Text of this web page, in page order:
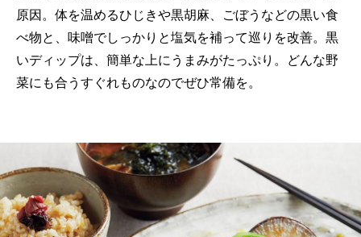
原因。体を温めるひじきや黒胡麻、ごぼうなどの黒い食
べ物と、味噌でしっかりと塩気を補って巡りを改善。黒
いディップは、簡単な上にうまみがたっぷり。どんな野
菜にも合うすぐれものなのでぜひ常備を。